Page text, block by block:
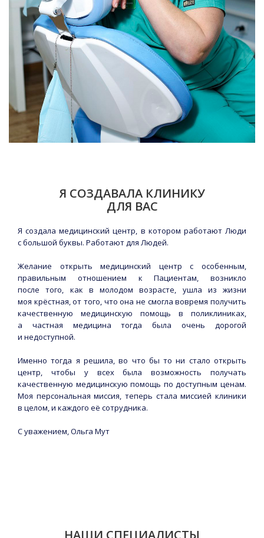
Я СОЗДАВАЛА КЛИНИКУ
ДЛЯ ВАС
Я создала медицинский центр, в котором работают Люди
с большой буквы. Работают для Людей.
Желание открыть медицинский центр с особенным,
правильным отношением к Пациентам, возникло
после того, как в молодом возрасте, ушла из жизни
моя крёстная, от того, что она не смогла вовремя получить
качественную медицинскую помощь в поликлиниках,
а частная медицина тогда была очень дорогой
и недоступной.
Именно тогда я решила, во что бы то ни стало открыть
центр, чтобы у всех была возможность получать
качественную медицинскую помощь по доступным ценам.
Моя персональная миссия, теперь стала миссией клиники
в целом, и каждого её сотрудника.
С уважением, Ольга Мут
НАШИ СПЕЦИАЛИСТЫ